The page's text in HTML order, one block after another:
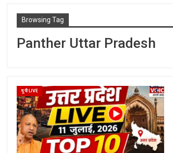
Browsing Tag
Panther Uttar Pradesh
यू पी LIVE